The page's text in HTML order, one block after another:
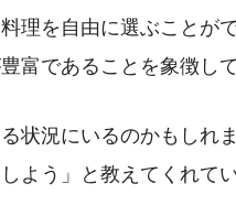
理を自由に選ぶことが
富であることを象徴して
状況にいるのかもしれ
よう」と教えてくれてい